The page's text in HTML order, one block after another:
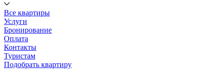
Все квартиры
Услуги
Бронирование
Оплата
Контакты
Туристам
Подобрать квартиру